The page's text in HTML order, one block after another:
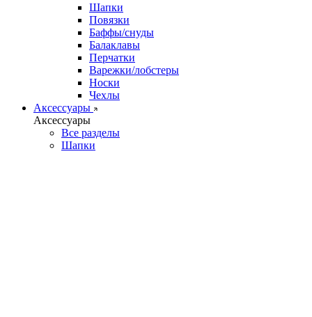
Шапки
Повязки
Баффы/снуды
Балаклавы
Перчатки
Варежки/лобстеры
Носки
Чехлы
Аксессуары
Аксессуары
Все разделы
Шапки